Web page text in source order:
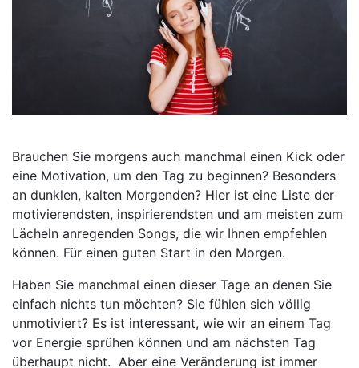
Brauchen Sie morgens auch manchmal einen Kick oder
eine Motivation, um den Tag zu beginnen? Besonders
an dunklen, kalten Morgenden? Hier ist eine Liste der
motivierendsten, inspirierendsten und am meisten zum
Lächeln anregenden Songs, die wir Ihnen empfehlen
können. Für einen guten Start in den Morgen.
Haben Sie manchmal einen dieser Tage an denen Sie
einfach nichts tun möchten? Sie fühlen sich völlig
unmotiviert? Es ist interessant, wie wir an einem Tag
vor Energie sprühen können und am nächsten Tag
überhaupt nicht. Aber eine Veränderung ist immer